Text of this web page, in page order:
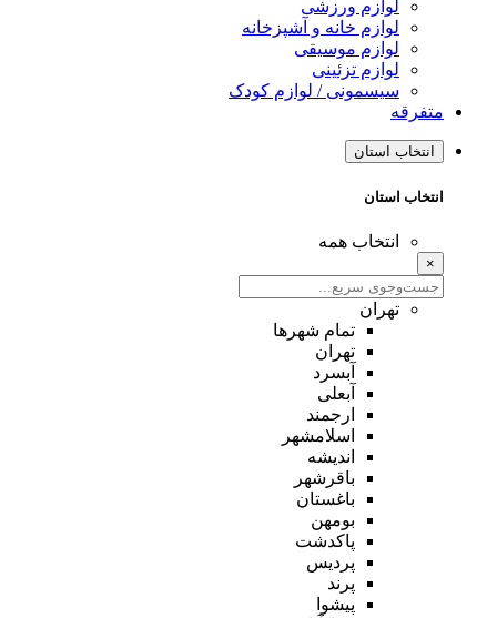
لوازم ورزشی
لوازم خانه و آشپزخانه
لوازم موسیقی
لوازم تزئینی
سیسمونی / لوازم کودک
متفرقه
انتخاب استان
انتخاب استان
انتخاب همه
×
تهران
تمام شهر‌ها
تهران
آبسرد
آبعلی
ارجمند
اسلامشهر
اندیشه
باقرشهر
باغستان
بومهن
پاکدشت
پردیس
پرند
پیشوا